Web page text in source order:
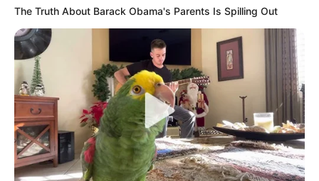
The Truth About Barack Obama's Parents Is Spilling Out